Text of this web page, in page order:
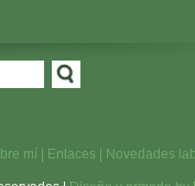
mí Enlaces Novedades